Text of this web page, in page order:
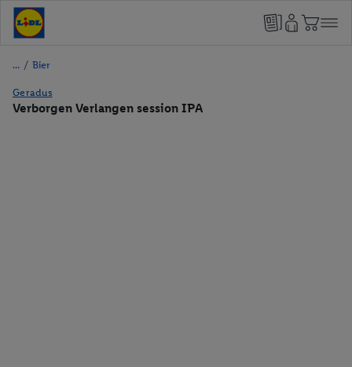
/ Bier
Geradus
Verborgen Verlangen session IPA